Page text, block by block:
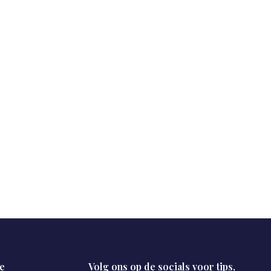
Volg ons op de socials voor tips,